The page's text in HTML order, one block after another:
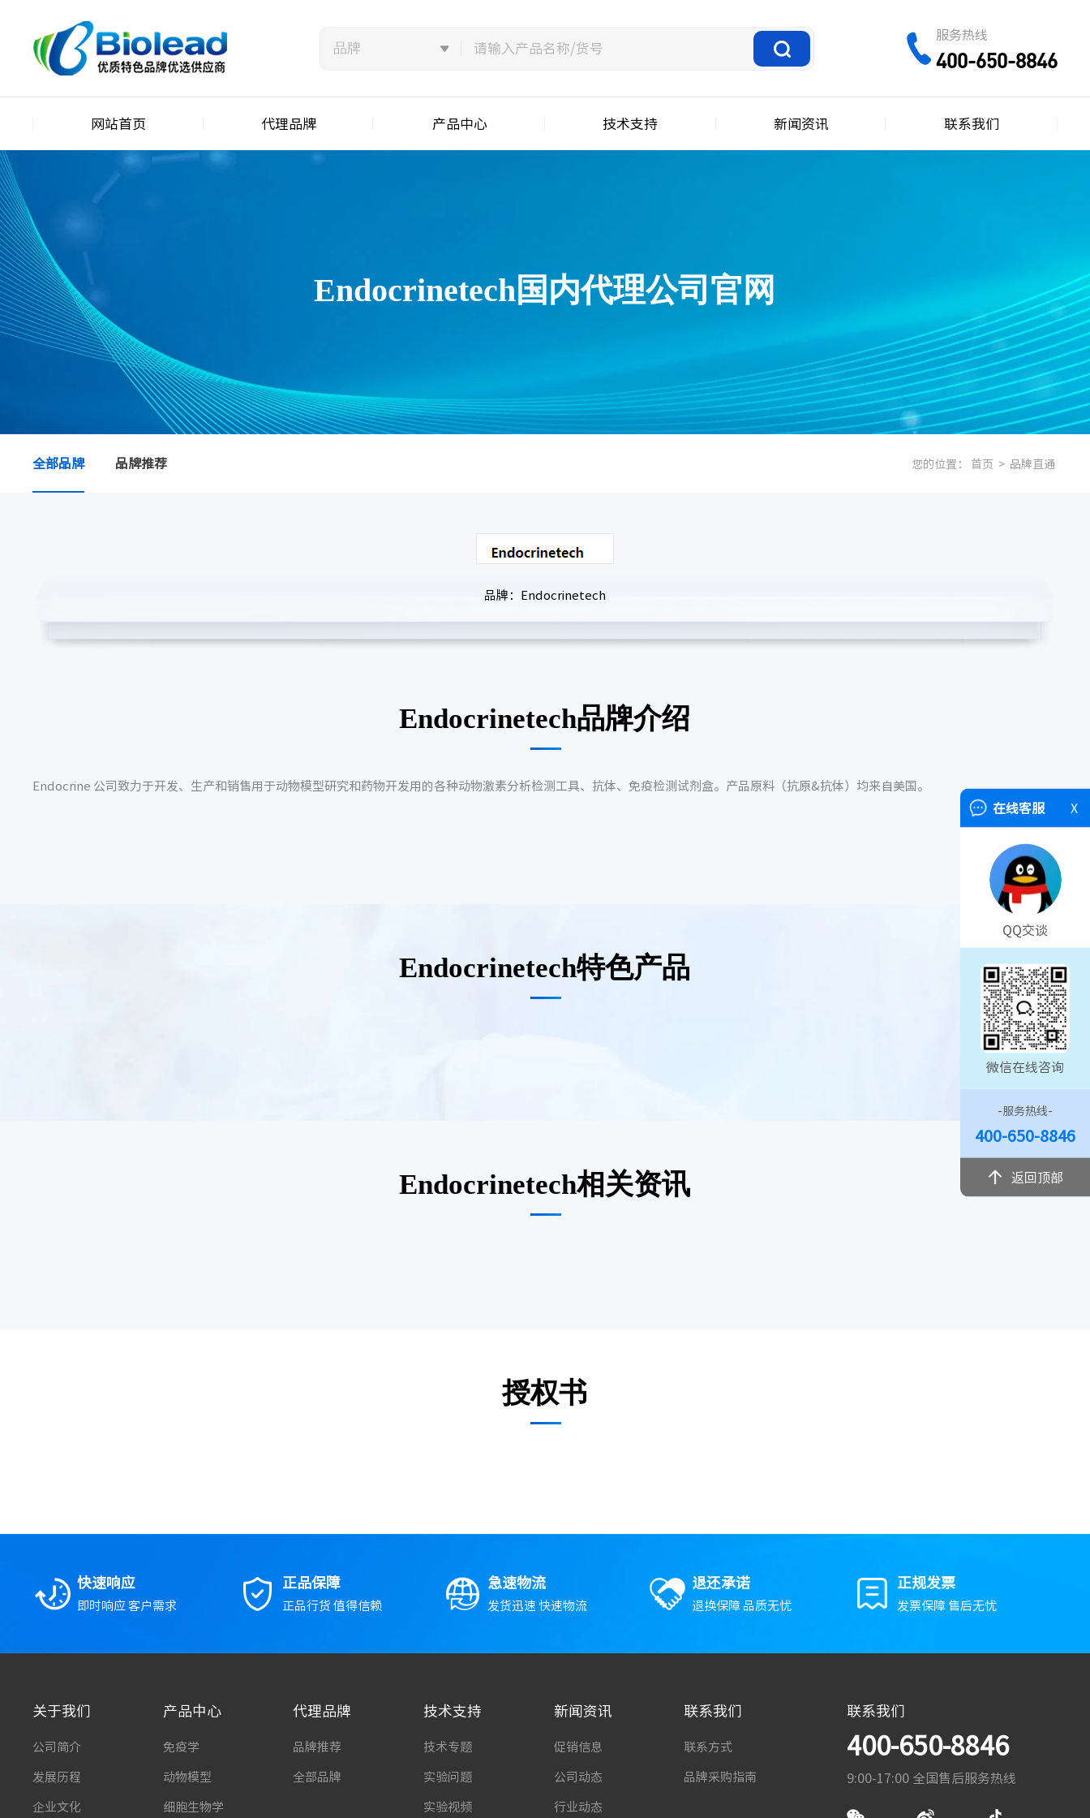
服务热线
400-650-8846
网站首页 代理品牌 产品中心 技术支持 新闻资讯 联系我们
Endocrinetech国内代理公司官网
您的位置： 首页 > 品牌直通
全部品牌 品牌推荐
品牌：Endocrinetech
Endocrinetech品牌介绍
Endocrine 公司致力于开发、生产和销售用于动物模型研究和药物开发用的各种动物激素分析检测工具、抗体、免疫检测试剂盒。产品原料（抗原&抗体）均来自美国。
Endocrinetech特色产品
Endocrinetech相关资讯
授权书
快速响应
即时响应 客户需求
正品保障
正品行货 值得信赖
急速物流
发货迅速 快速物流
退还承诺
退换保障 品质无忧
正规发票
发票保障 售后无忧
关于我们
公司简介
发展历程
企业文化
产品中心
免疫学
动物模型
细胞生物学
代理品牌
品牌推荐
全部品牌
技术支持
技术专题
实验问题
实验视频
新闻资讯
促销信息
公司动态
行业动态
联系我们
联系方式
品牌采购指南
联系我们
400-650-8846
9:00-17:00 全国售后服务热线
在线客服 X
QQ交谈
微信在线咨询
-服务热线-
400-650-8846
返回顶部